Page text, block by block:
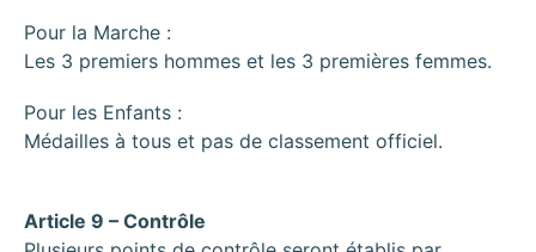
Pour la Marche :
Les 3 premiers hommes et les 3 premières femmes.
Pour les Enfants :
Médailles à tous et pas de classement officiel.
Article 9 – Contrôle